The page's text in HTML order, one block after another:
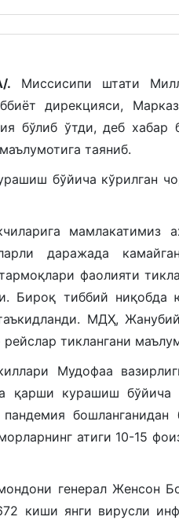
. Миссисипи штати
дирекцияси,
бўлиб ўтди, деб
таяниб.
бўйича кўрилган
мамлакатимиз
даражада
фаолияти
Бироқ тиббий
МДҲ,
тиклангани
Мудофаа
қарши курашиш
атиги 10-15
генерал Женсон
киши янги вирусли